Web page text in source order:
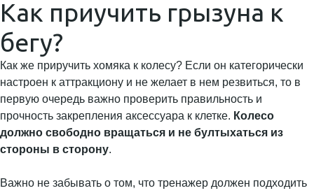
Как приучить грызуна к
бегу?
Как же приручить хомяка к колесу? Если он категорически
настроен к аттракциону и не желает в нем резвиться, то в
первую очередь важно проверить правильность и
прочность закрепления аксессуара к клетке. Колесо
должно свободно вращаться и не бултыхаться из
стороны в сторону.
Важно не забывать о том, что тренажер должен подходить